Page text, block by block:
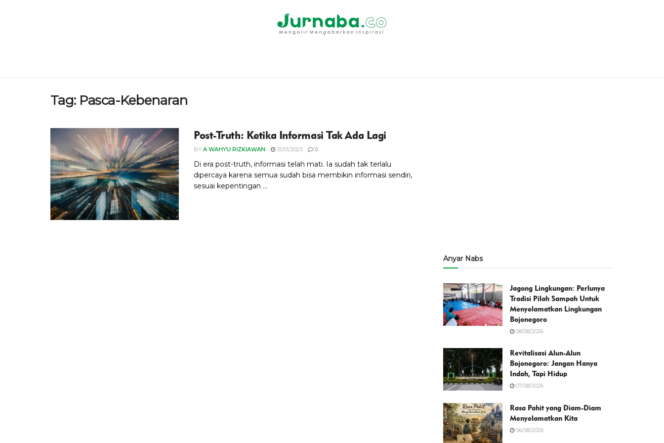
Tag: Pasca-Kebenaran
Post-Truth: Ketika Informasi Tak Ada Lagi
BY A WAHYU RIZKIAWAN 31/01/2023 0
Di era post-truth, informasi telah mati. Ia sudah tak terlalu
dipercaya karena semua sudah bisa membikin informasi sendiri,
sesuai kepentingan ...
Anyar Nabs
Jagong Lingkungan: Perlunya
Tradisi Pilah Sampah Untuk
Menyelamatkan Lingkungan
Bojonegoro
08/08/2026
Revitalisasi Alun-Alun
Bojonegoro: Jangan Hanya
Indah, Tapi Hidup
07/08/2026
Rasa Pahit yang Diam-Diam
Menyelamatkan Kita
06/08/2026